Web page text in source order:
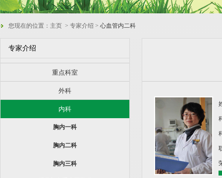
您现在的位置： 主页 > 专家介绍 >心血管内二科
专家介绍
重点科室
外科
内科
胸内一科
胸内二科
胸内三科